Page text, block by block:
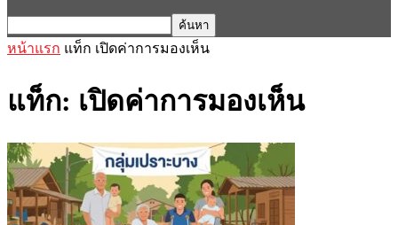
หน้าแรก แท็ก เปิดค่าการมองเห็น
แท็ก: เปิดค่าการมองเห็น